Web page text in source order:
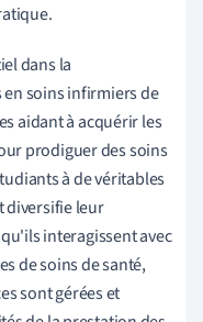
dans la
soins infirmiers de
aidant à acquérir les
prodiguer des soins
à de véritables
diversifie leur
interagissent avec
de soins de santé,
sont gérées et